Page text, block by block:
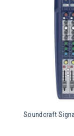
Soundcraft